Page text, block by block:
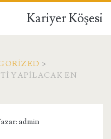
Kariyer Köşesi
>
YAPILACAK EN
admin